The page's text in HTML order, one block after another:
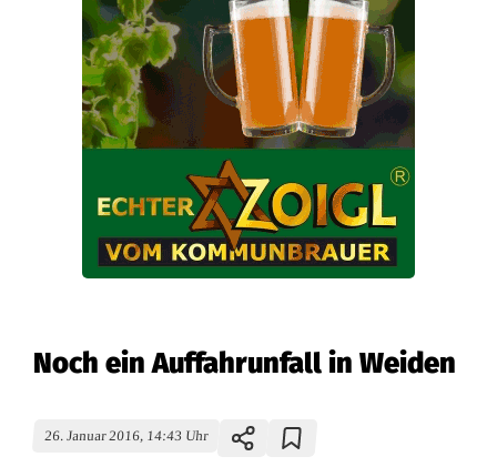
Noch ein Auffahrunfall in Weiden
26. Januar 2016, 14:43 Uhr